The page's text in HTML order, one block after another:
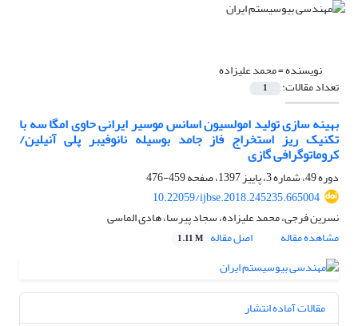
نویسنده =محمد علیزاده
تعداد مقالات: 1
بهینه سازی تولید امولسیون اسانس موسیر ایرانی حاوی امگا سه با
تکنیک ریز استخراج فاز جامد بوسیله نانوفیبر پلی آنیلین/
کروماتوگرافی گازی
دوره 49، شماره 3، پاییز 1397، صفحه
459-476
10.22059/ijbse.2018.245235.665004
نسرین فرجی، محمد علیزاده، سجاد پیرسا، هادی الماسی
مشاهده مقاله
اصل مقاله 1.11 M
مقالات آماده انتشار